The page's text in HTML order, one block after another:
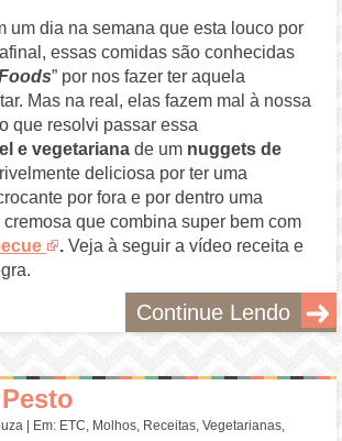
um dia na semana que esta louco por
afinal, essas comidas são conhecidas
” por nos fazer ter aquela
Mas na real, elas fazem mal à nossa
que resolvi passar essa
e vegetarianade um nuggets de
deliciosa por ter uma
por fora e por dentro uma
que combina super bem com
. Veja à seguir a vídeo receita e
Continue Lendo
| Em: ETC Molhos Receitas ,Vegetarianas